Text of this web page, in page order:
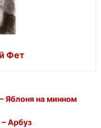
Фет
Яблоня на минном
Арбуз